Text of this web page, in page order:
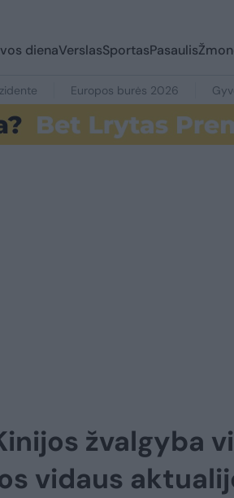
dienaVerslasSportasPasaulis
Europos burės 2026
žvalgyba
vidaus